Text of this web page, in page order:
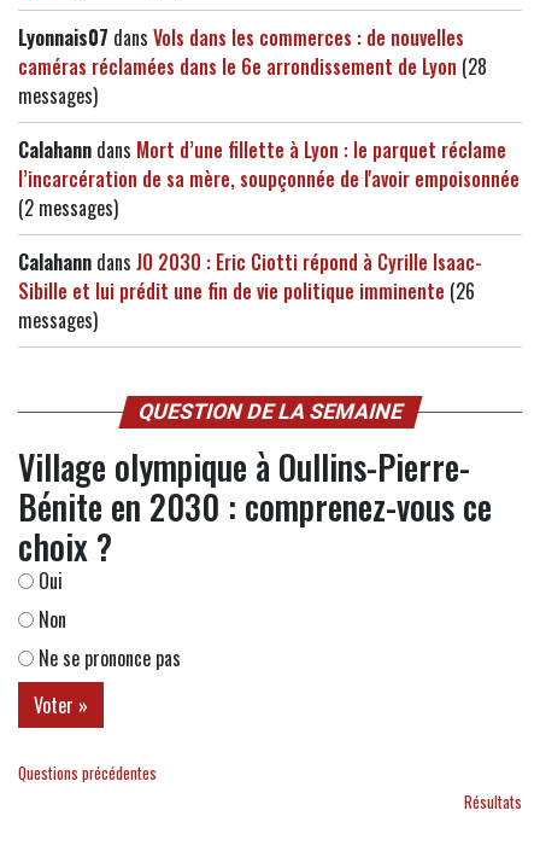
Lyonnais07 dans Vols dans les commerces : de nouvelles
caméras réclamées dans le 6e arrondissement de Lyon (28
messages)
Calahann dans Mort d’une fillette à Lyon : le parquet réclame
l’incarcération de sa mère, soupçonnée de l'avoir empoisonnée
(2 messages)
Calahann dans JO 2030 : Eric Ciotti répond à Cyrille Isaac-
Sibille et lui prédit une fin de vie politique imminente (26
messages)
QUESTION DE LA SEMAINE
Village olympique à Oullins-Pierre-
Bénite en 2030 : comprenez-vous ce
choix ?
Oui
Non
Ne se prononce pas
Questions précédentes
Résultats